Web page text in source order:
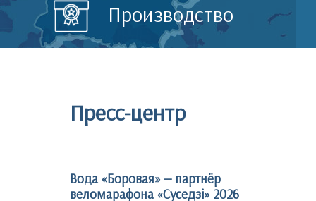
Производство
Пресс-центр
Вода «Боровая» — партнёр
веломарафона «Суседзi» 2026